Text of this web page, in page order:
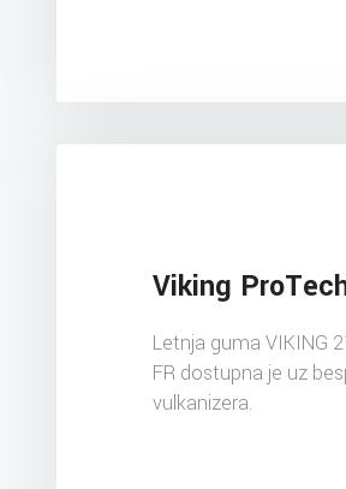
Viking
Letnja guma VIKING
FR dostupna je uz
vulkanizera.